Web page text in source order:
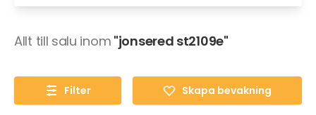
Allt till salu inom "jonsered st2109e"
Filter Skapa bevakning